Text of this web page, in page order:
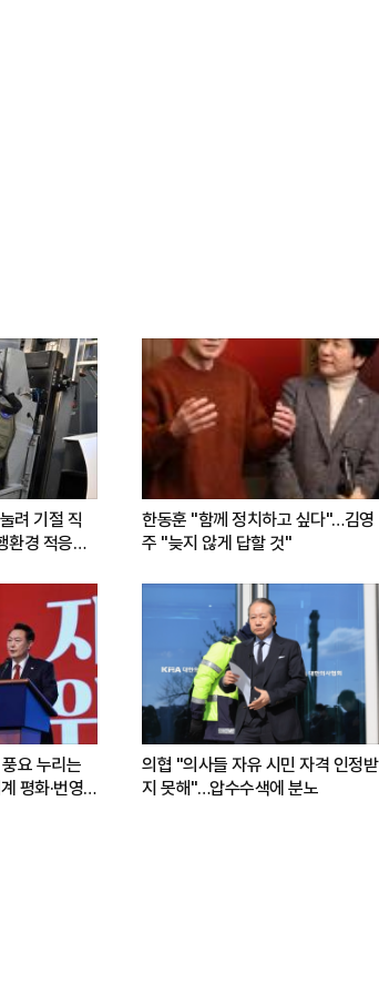
려 기절 직
환경 적응훈
한동훈 "함께 정치하고 싶다"…김영
주 "늦지 않게 답할 것"
요 누리는
평화·번영
의협 "의사들 자유 시민 자격 인정받
지 못해"…압수수색에 분노